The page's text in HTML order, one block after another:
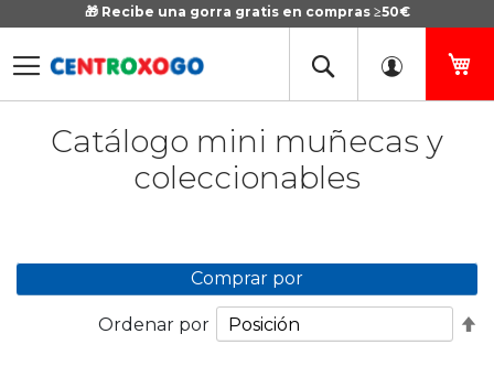
🎁 Recibe una gorra gratis en compras ≥50€
Ir
Catálogo mini muñecas y
coleccionables
Ordenar por
Comprar por